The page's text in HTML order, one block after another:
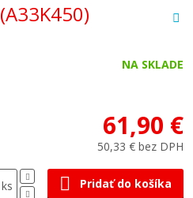
(A33K450)
NA SKLADE
61,90 €
50,33 € bez DPH
ks Pridať do košíka